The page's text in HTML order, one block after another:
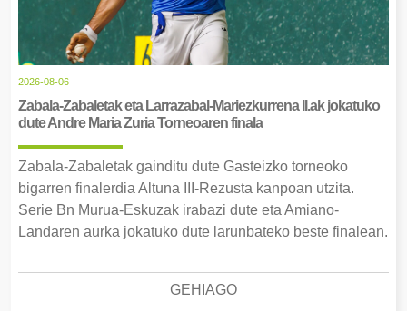
2026-08-06
Zabala-Zabaletak eta Larrazabal-Mariezkurrena II.ak jokatuko
dute Andre Maria Zuria Torneoaren finala
Zabala-Zabaletak gainditu dute Gasteizko torneoko
bigarren finalerdia Altuna III-Rezusta kanpoan utzita.
Serie Bn Murua-Eskuzak irabazi dute eta Amiano-
Landaren aurka jokatuko dute larunbateko beste finalean.
GEHIAGO